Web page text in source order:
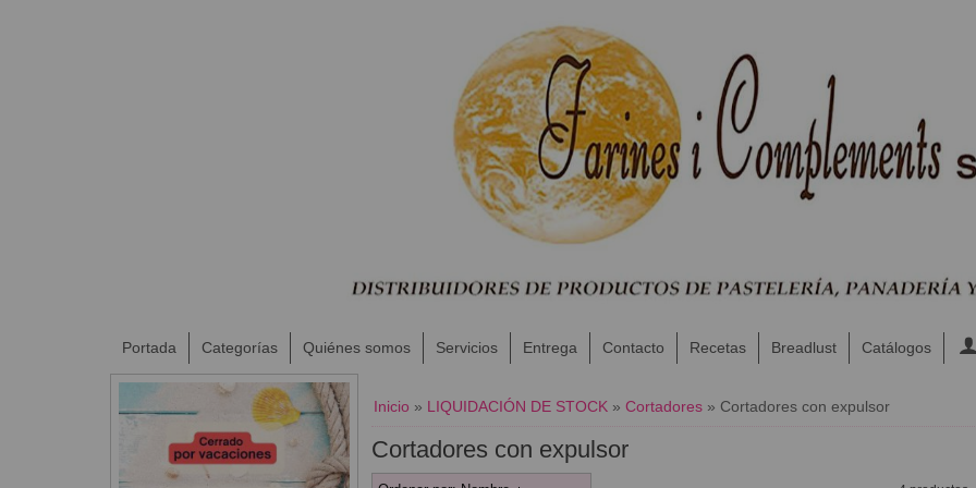
Portada Categorías Quiénes somos Servicios Entrega Contacto Recetas Breadlust Catálogos
Inicio » LIQUIDACIÓN DE STOCK» Cortadores» Cortadores con expulsor
Cortadores con expulsor